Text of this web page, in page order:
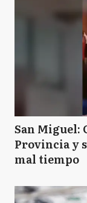
San Miguel:
Provincia y
mal tiempo